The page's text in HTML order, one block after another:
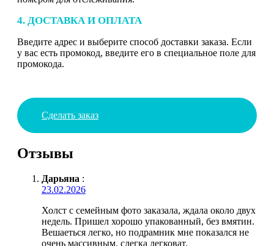
4. ДОСТАВКА И ОПЛАТА
Введите адрес и выберите способ доставки заказа. Если
у вас есть промокод, введите его в специальное поле для
промокода.
Сделать заказ
Отзывы
Дарьяна :
23.02.2026
Холст с семейным фото заказала, ждала около двух
недель. Пришел хорошо упакованный, без вмятин.
Вешаеться легко, но подрамник мне показался не
очень массивным, слегка легковат.